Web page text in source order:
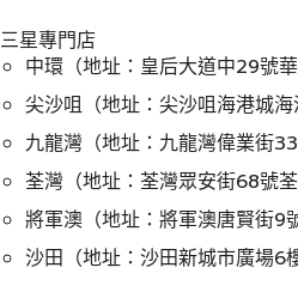
三星專門店
中環（地址：皇后大道中29號
尖沙咀（地址：尖沙咀海港城海
九龍灣（地址：九龍灣偉業街
荃灣（地址：荃灣眾安街68號
將軍澳（地址：將軍澳唐賢街9
沙田（地址：沙田新城市廣場6